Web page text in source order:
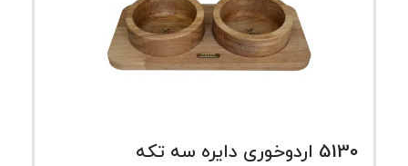
5130 اردوخوری دایره سه تکه